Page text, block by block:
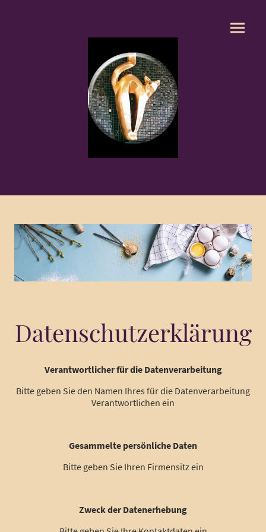
Datenschutzerklärung
Verantwortlicher für die Datenverarbeitung
Bitte geben Sie den Namen Ihres für die Datenverarbeitung
Verantwortlichen ein
Gesammelte persönliche Daten
Bitte geben Sie Ihren Firmensitz ein
Zweck der Datenerhebung